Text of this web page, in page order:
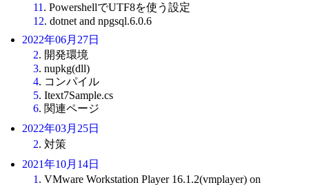
11 . PowershellでUTF8を使う設定
12. dotnet and npgsql.6.0.6
2022年06月27日
2. 開発環境
3. nupkg(dll)
4. コンパイル
5. Itext7Sample.cs
6. 関連ページ
2022年03月25日
2. 対策
2021年10月14日
1 . VMware Workstation Player 16.1.2(vmplayer) on